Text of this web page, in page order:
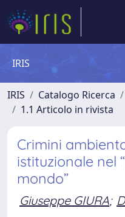
IRIS
IRIS Catalogo Ricerca
1.1 Articolo in rivista
Crimini
istituzionale nel
mondo”
Giuseppe GIURA;